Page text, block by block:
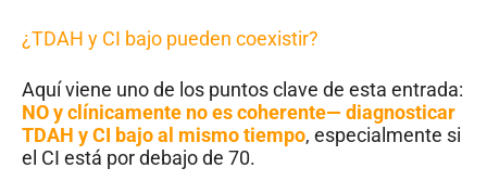
¿TDAH y CI bajo pueden coexistir?
Aquí viene uno de los puntos clave de esta entrada:
NO y clínicamente no es coherente— diagnosticar
TDAH y CI bajo al mismo tiempo, especialmente si
el CI está por debajo de 70.